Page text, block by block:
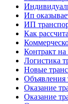
Ип
ИП
Как
Контракт
Логистика
Новые
Объявления
Оказание
Оказание